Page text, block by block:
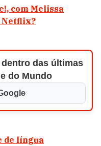
com Melissa
Netflix?
das últimas
do Mundo
de língua